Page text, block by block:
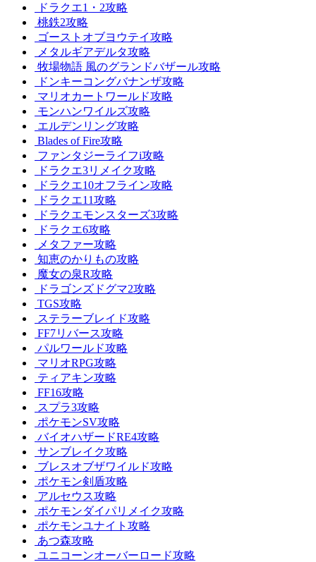
ドラクエ1・2攻略
桃鉄2攻略
ゴーストオブヨウテイ攻略
メタルギアデルタ攻略
牧場物語 風のグランドバザール攻略
ドンキーコングバナンザ攻略
マリオカートワールド攻略
モンハンワイルズ攻略
エルデンリング攻略
Blades of Fire攻略
ファンタジーライフi攻略
ドラクエ3リメイク攻略
ドラクエ10オフライン攻略
ドラクエ11攻略
ドラクエモンスターズ3攻略
ドラクエ6攻略
メタファー攻略
知恵のかりもの攻略
魔女の泉R攻略
ドラゴンズドグマ2攻略
TGS攻略
ステラーブレイド攻略
FF7リバース攻略
パルワールド攻略
マリオRPG攻略
ティアキン攻略
FF16攻略
スプラ3攻略
ポケモンSV攻略
バイオハザードRE4攻略
サンブレイク攻略
ブレスオブザワイルド攻略
ポケモン剣盾攻略
アルセウス攻略
ポケモンダイパリメイク攻略
ポケモンユナイト攻略
あつ森攻略
ユニコーンオーバーロード攻略